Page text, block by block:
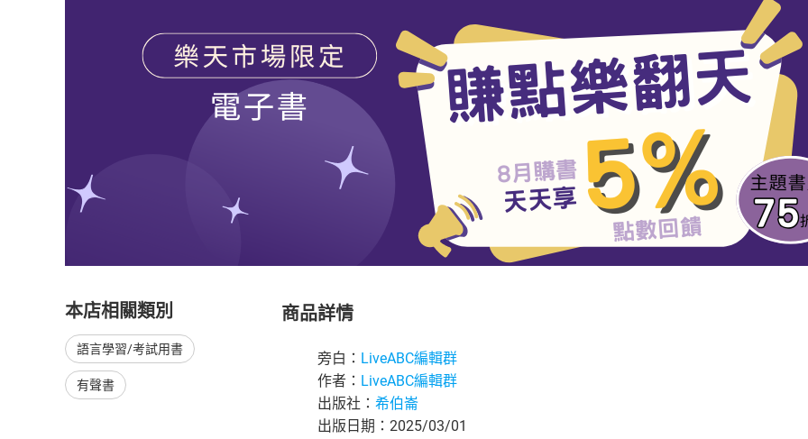
本店相關類別
語言學習/考試用書
有聲書
商品詳情
旁白： LiveABC編輯群
作者： LiveABC編輯群
出版社： 希伯崙
出版日期：2025/03/01